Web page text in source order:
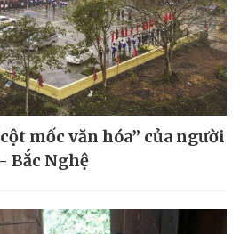
mốc văn hóa” của người
Bắc Nghệ